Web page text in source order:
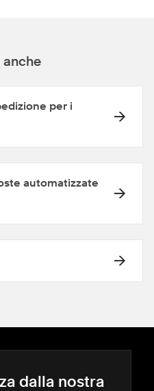
anche
per i
automatizzate
dalla nostra